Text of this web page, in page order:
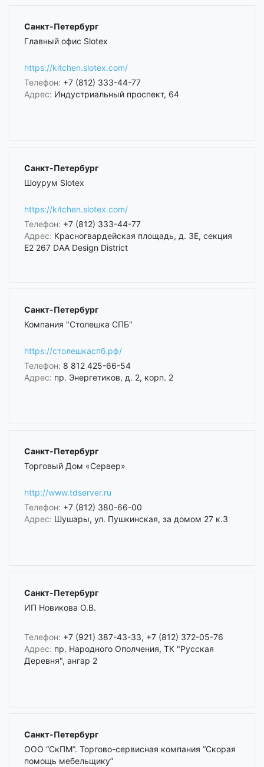
Санкт-Петербург
Главный офис Slotex
https://kitchen.slotex.com/
Телефон: +7 (812) 333-44-77
Адрес: Индустриальный проспект, 64
Санкт-Петербург
Шоурум Slotex
https://kitchen.slotex.com/
Телефон: +7 (812) 333-44-77
Адрес: Красногвардейская площадь, д. 3Е, секция
Е2 267 DAA Design District
Санкт-Петербург
Компания "Столешка СПБ"
https://столешкаспб.рф/
Телефон: 8 812 425-66-54
Адрес: пр. Энергетиков, д. 2, корп. 2
Санкт-Петербург
Торговый Дом «Сервер»
http://www.tdserver.ru
Телефон: +7 (812) 380-66-00
Адрес: Шушары, ул. Пушкинская, за домом 27 к.3
Санкт-Петербург
ИП Новикова О.В.
Телефон: +7 (921) 387-43-33, +7 (812) 372-05-76
Адрес: пр. Народного Ополчения, ТК "Русская
Деревня", ангар 2
Санкт-Петербург
ООО “СкПМ”. Торгово-сервисная компания “Скорая
помощь мебельщику”